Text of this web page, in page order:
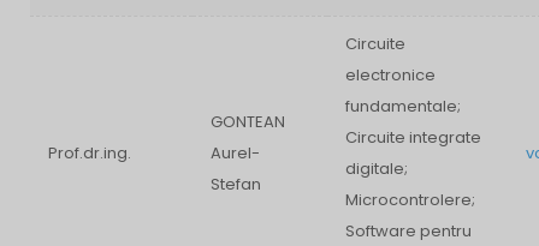
Prof.dr.ing.
GONTEAN
Aurel-
Stefan
Circuite
electronice
fundamentale;
Circuite integrate
digitale;
Microcontrolere;
Software pentru